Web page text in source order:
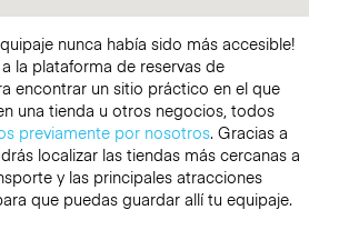
nunca había sido más accesible!
la plataforma de reservas de
encontrar un sitio práctico en el que
una tienda u otros negocios, todos
previamente por nosotros. Gracias a
localizar las tiendas más cercanas a
y las principales atracciones
que puedas guardar allí tu equipaje.